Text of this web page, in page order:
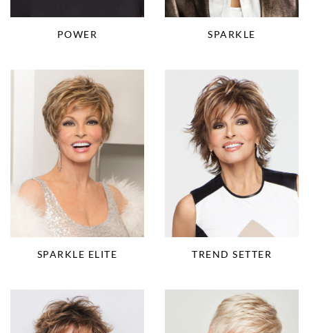
POWER SPARKLE
SPARKLE ELITE TREND SETTER